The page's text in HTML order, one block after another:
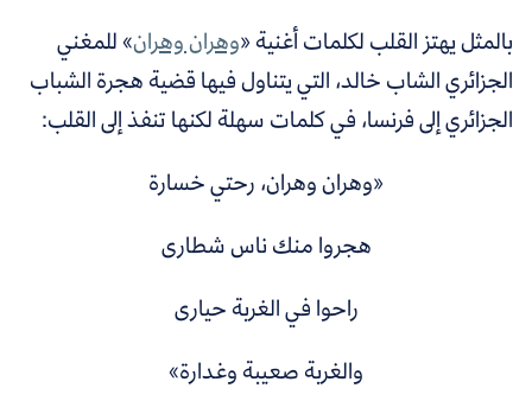
بالمثل يهتز القلب لكلمات أغنية «وهران وهران» للمغني
الجزائري الشاب خالد، التي يتناول فيها قضية هجرة الشباب
الجزائري إلى فرنسا، في كلمات سهلة لكنها تنفذ إلى القلب:
«وهران وهران، رحتي خسارة
هجروا منك ناس شطارى
راحوا في الغربة حيارى
والغربة صعيبة وغدارة»